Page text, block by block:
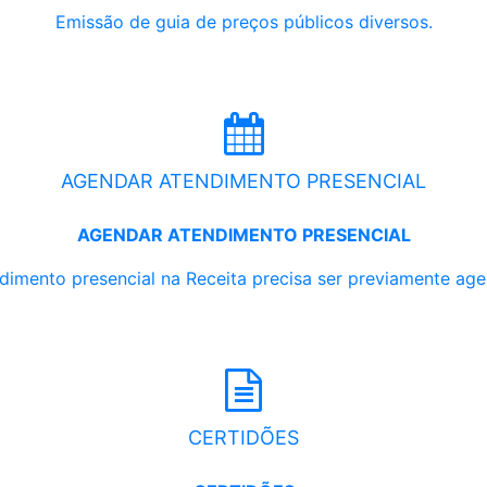
Emissão de guia de preços públicos diversos.
AGENDAR ATENDIMENTO PRESENCIAL
AGENDAR ATENDIMENTO PRESENCIAL
presencial na Receita precisa ser previamente
CERTIDÕES